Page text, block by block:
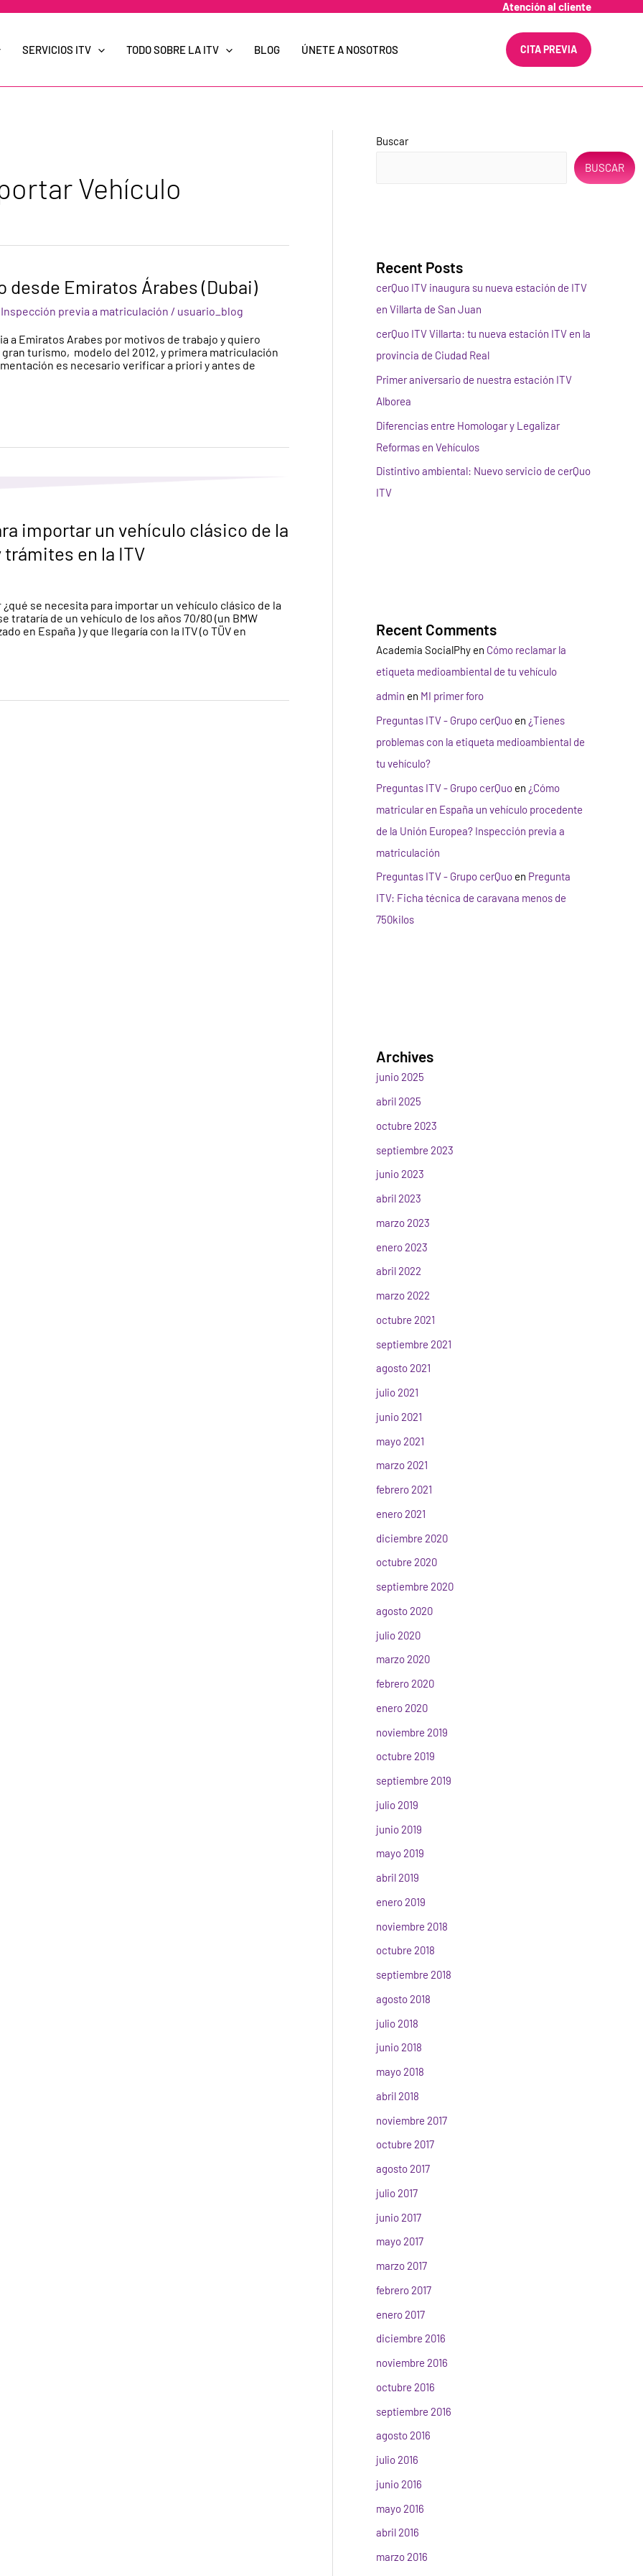
Atención al cliente
SERVICIOS ITV TODO SOBRE LA ITV BLOG ÚNETE A NOSOTROS CITA PREVIA
Vehículo
desde Emiratos Árabes (Dubai)
Inspección previa a matriculación / usuario_blog
a Emiratos Arabes por motivos de trabajo y quiero
turismo, modelo del 2012, y primera matriculación
es necesario verificar a priori y antes de
importar un vehículo clásico de la
en la ITV
se necesita para importar un vehículo clásico de la
trataría de un vehículo de los años 70/80 (un BMW
en España ) y que llegaría con la ITV (o TÜV en
Buscar
BUSCAR
Recent Posts
cerQuo ITV inaugura su nueva estación de ITV
en Villarta de San Juan
cerQuo ITV Villarta: tu nueva estación ITV en la
provincia de Ciudad Real
Primer aniversario de nuestra estación ITV
Alborea
Diferencias entre Homologar y Legalizar
Reformas en Vehículos
Distintivo ambiental: Nuevo servicio de cerQuo
ITV
Recent Comments
Academia SocialPhy en Cómo reclamar la
etiqueta medioambiental de tu vehículo
admin en MI primer foro
Preguntas ITV - Grupo cerQuo en ¿Tienes
problemas con la etiqueta medioambiental de
tu vehículo?
Preguntas ITV - Grupo cerQuo en ¿Cómo
matricular en España un vehículo procedente
de la Unión Europea? Inspección previa a
matriculación
Preguntas ITV - Grupo cerQuo en Pregunta
ITV: Ficha técnica de caravana menos de
750kilos
Archives
junio 2025
abril 2025
octubre 2023
septiembre 2023
junio 2023
abril 2023
marzo 2023
enero 2023
abril 2022
marzo 2022
octubre 2021
septiembre 2021
agosto 2021
julio 2021
junio 2021
mayo 2021
marzo 2021
febrero 2021
enero 2021
diciembre 2020
octubre 2020
septiembre 2020
agosto 2020
julio 2020
marzo 2020
febrero 2020
enero 2020
noviembre 2019
octubre 2019
septiembre 2019
julio 2019
junio 2019
mayo 2019
abril 2019
enero 2019
noviembre 2018
octubre 2018
septiembre 2018
agosto 2018
julio 2018
junio 2018
mayo 2018
abril 2018
noviembre 2017
octubre 2017
agosto 2017
julio 2017
junio 2017
mayo 2017
marzo 2017
febrero 2017
enero 2017
diciembre 2016
noviembre 2016
octubre 2016
septiembre 2016
agosto 2016
julio 2016
junio 2016
mayo 2016
abril 2016
marzo 2016